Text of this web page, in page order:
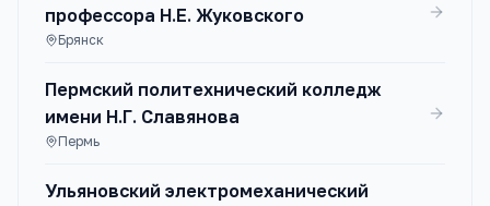
профессора Н.Е. Жуковского
Брянск
Пермский политехнический колледж
имени Н.Г. Славянова
Пермь
Ульяновский электромеханический